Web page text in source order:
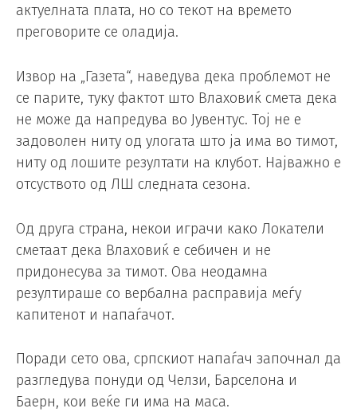
актуелната плата, но со текот на времето
преговорите се оладија.
Извор на „Газета“, наведува дека проблемот не
се парите, туку фактот што Влаховиќ смета дека
не може да напредува во Јувентус. Тој не е
задоволен ниту од улогата што ја има во тимот,
ниту од лошите резултати на клубот. Најважно е
отсуството од ЛШ следната сезона.
Од друга страна, некои играчи како Локатели
сметаат дека Влаховиќ е себичен и не
придонесува за тимот. Ова неодамна
резултираше со вербална расправија меѓу
капитенот и напаѓачот.
Поради сето ова, српскиот напаѓач започнал да
разгледува понуди од Челзи, Барселона и
Баерн, кои веќе ги има на маса.